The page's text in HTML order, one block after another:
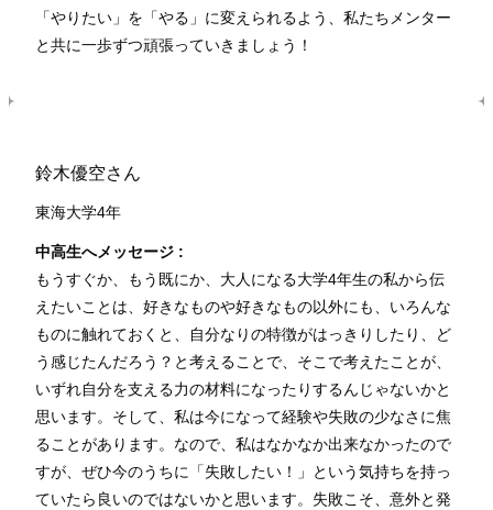
「やりたい」を「やる」に変えられるよう、私たちメンター
と共に一歩ずつ頑張っていきましょう！
鈴木優空さん
東海大学4年
中高生へメッセージ :
もうすぐか、もう既にか、大人になる大学4年生の私から伝
えたいことは、好きなものや好きなもの以外にも、いろんな
ものに触れておくと、自分なりの特徴がはっきりしたり、ど
う感じたんだろう？と考えることで、そこで考えたことが、
いずれ自分を支える力の材料になったりするんじゃないかと
思います。そして、私は今になって経験や失敗の少なさに焦
ることがあります。なので、私はなかなか出来なかったので
すが、ぜひ今のうちに「失敗したい！」という気持ちを持っ
ていたら良いのではないかと思います。失敗こそ、意外と発